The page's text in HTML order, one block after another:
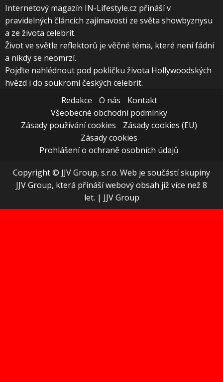
Internetový magazín IN-Lifestyle.cz přináší v
pravidelných článcích zajímavosti ze světa showbyznysu
a ze života celebrit.
Život ve světle reflektorů je věčné téma, které není fádní
a nikdy se neomrzí.
Pojďte nahlédnout pod pokličku života Hollywoodských
hvězd i do soukromí českých celebrit.
Redakce
O nás
Kontakt
Všeobecné obchodní podmínky
Zásady používání cookies
Zásady cookies (EU)
Zásady cookies
Prohlášení o ochraně osobních údajů
Copyright © JJV Group, s.r.o. Web je součástí skupiny
JJV Group, která přináší webový obsah již více než 8
let. | JJV Group